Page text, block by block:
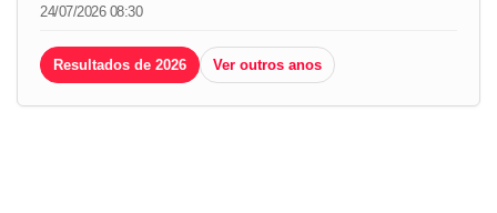
24/07/2026 08:30
Resultados de 2026 Ver outros anos